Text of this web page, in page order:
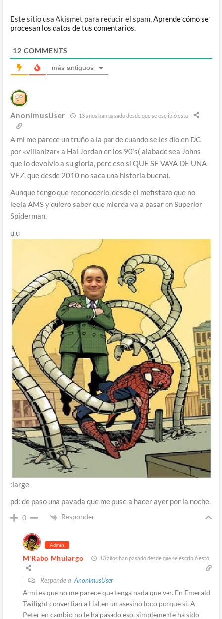
Este sitio usa Akismet para reducir el spam.Aprende cómo se
procesan los datos de tus comentarios.
12 COMMENTS
más antiguos
AnonimusUser 13 años han pasado desde que se escribió esto
A mi me parece un truño a la par de cuando se les dio en DC
por «villanizar» a Hal Jordan en los 90’s( alabado sea Johns
que lo devolvio a su gloria, pero eso si QUE SE VAYA DE UNA
VEZ, que desde 2010 no saca una historia buena).
Aunque tengo que reconocerlo, desde el mefistazo que no
leeia AMS y quiero saber que mierda va a pasar en Superior
Spiderman.
u.u
:large
pd: de paso una pavada que me puse a hacer ayer por la noche.
0 Responder
Admin
M'Rabo Mhulargo 13 años han pasado desde que se escribió esto
Responde a AnonimusUser
A mi es que no me parece que tenga nada que ver. En Emerald
Twilight convertian a Hal en un asesino loco porque si. A
Peter en cambio no le ha pasado eso, simplemente ha sido